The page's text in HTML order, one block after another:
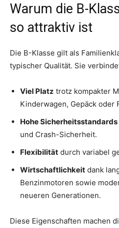
Warum die B-
so attraktiv ist
Die B-Klasse gilt als
typischer Qualität. Sie
Viel Platz trotz kompakter
Kinderwagen, Gepäck oder
Hohe Sicherheitsstandards
und Crash-Sicherheit.
Flexibilität durch variabel
Wirtschaftlichkeit dank
Benzinmotoren sowie
neueren Generationen.
Diese Eigenschaften machen